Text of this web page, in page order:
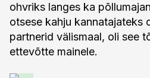
ohvriks langes ka
otsese kahju kannatajateks
partnerid välismaal, oli see
ettevõtte mainele.